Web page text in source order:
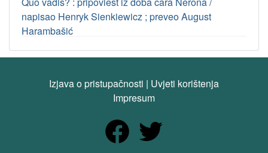
napisao Henryk Sienkiewicz ; preveo August
Harambašić
Izjava o pristupačnosti | Uvjeti korištenja
Impresum